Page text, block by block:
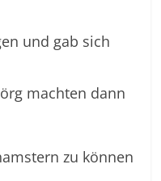
und gab sich
machten dann
zu können